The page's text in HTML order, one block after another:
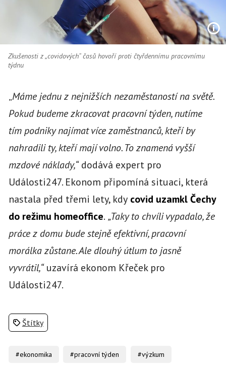
Zkušenosti z „covidových“ časů hovoří proti čtyřdennímu pracovnímu
týdnu
„Máme jednu z nejnižších nezaměstaností na světě.
Pokud budeme zkracovat pracovní týden, nutíme
tím podniky najímat více zaměstnanců, kteří by
nahradili ty, kteří mají volno. To znamená vyšší
mzdové náklady,“dodává expert pro
Události247. Ekonom připomíná situaci, která
nastala před třemi lety, kdycovid uzamkl Čechy
do režimu homeoffice. „Taky to chvíli vypadalo, že
práce z domu bude stejně efektivní, pracovní
morálka zůstane. Ale dlouhý útlum to jasně
vyvrátil,“uzavírá ekonom Křeček pro
Události247.
Štítky
#ekonomika #pracovní týden #výzkum